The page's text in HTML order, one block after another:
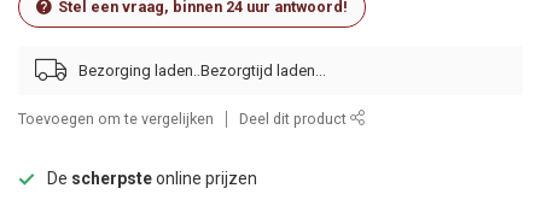
Stel een vraag, binnen 24 uur antwoord!
Bezorging laden..
Toevoegen om te vergelijken Deel dit product
De scherpsteonline prijzen